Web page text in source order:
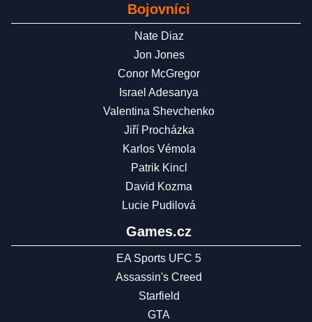
Bojovníci
Nate Diaz
Jon Jones
Conor McGregor
Israel Adesanya
Valentina Shevchenko
Jiří Procházka
Karlos Vémola
Patrik Kincl
David Kozma
Lucie Pudilová
Games.cz
EA Sports UFC 5
Assassin's Creed
Starfield
GTA